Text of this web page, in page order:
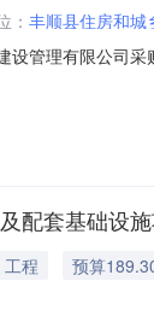
： 丰顺县住房和城
设管理有限公司
商地址中标（成
配套基础设
工程
预算